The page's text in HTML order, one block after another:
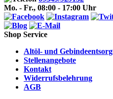
Mo. - Fr., 08:00 - 17:00 Uhr
Shop Service
Altöl- und
Stellenangebote
Kontakt
Widerrufsbelehrung
AGB